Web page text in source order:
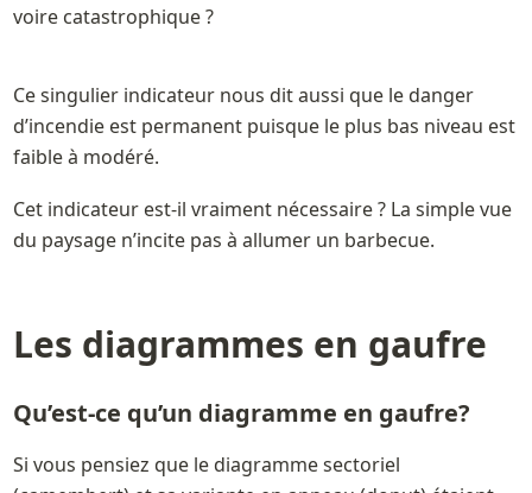
voire catastrophique ?
Ce singulier indicateur nous dit aussi que le danger
d’incendie est permanent puisque le plus bas niveau est
Cet indicateur est-il vraiment nécessaire ? La simple vue
du paysage n’incite pas à allumer un barbecue.
Les diagrammes en gaufre
Qu’est-ce qu’un diagramme en gaufre?
Si vous pensiez que le diagramme sectoriel